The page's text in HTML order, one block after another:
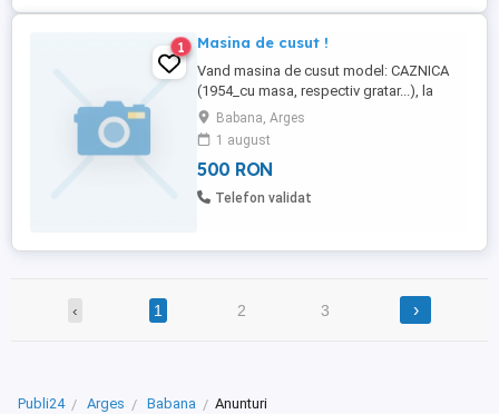
1 Masina de cusut !
Vand masina de cusut model: CAZNICA
(1954_cu masa, respectiv gratar...), la
promotie !
Babana, Arges
1 august
500 RON
Telefon validat
‹ 1 2 3 ›
Publi24 Arges Babana Anunturi